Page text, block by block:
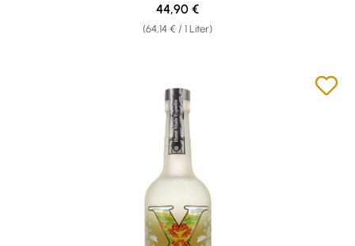
(64,14 € / 1 Liter)
Regulärer Preis:
44,90 €